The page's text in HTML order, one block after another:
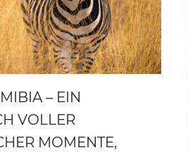
– EIN
VOLLER
MOMENTE,